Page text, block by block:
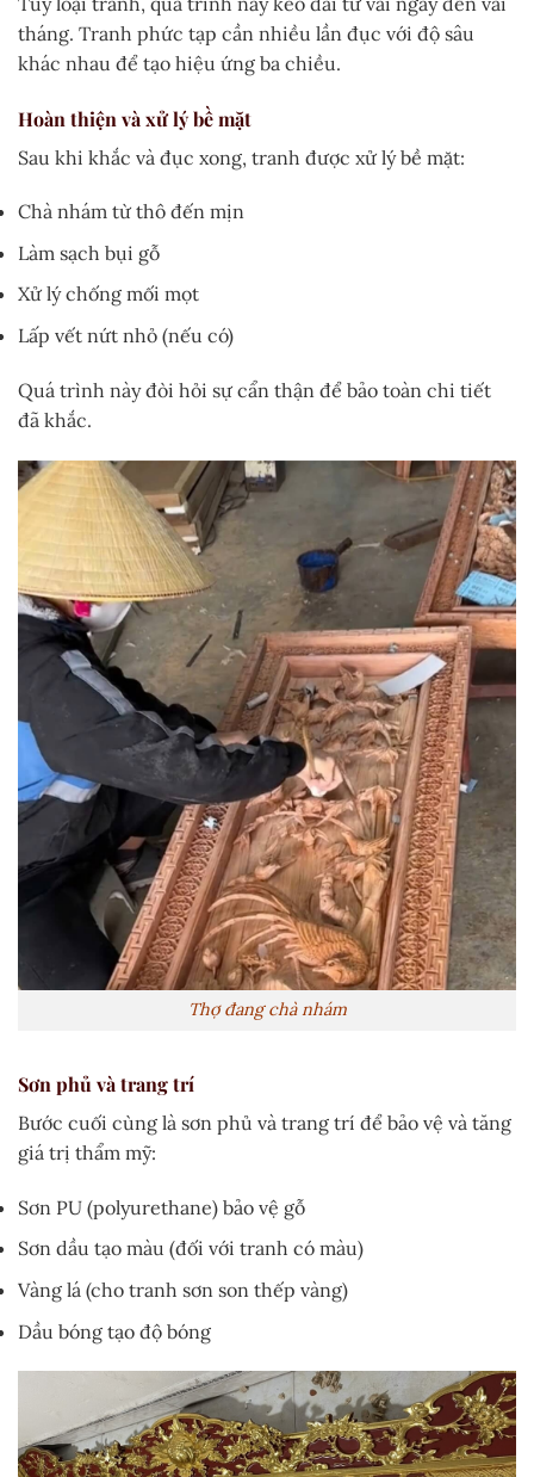
tháng. Tranh phức tạp cần nhiều lần đục với độ sâu
khác nhau để tạo hiệu ứng ba chiều.
Hoàn thiện và xử lý bề mặt
Sau khi khắc và đục xong, tranh được xử lý bề mặt:
Chà nhám từ thô đến mịn
Làm sạch bụi gỗ
Xử lý chống mối mọt
Lấp vết nứt nhỏ (nếu có)
Quá trình này đòi hỏi sự cẩn thận để bảo toàn chi tiết
đã khắc.
Thợ đang chà nhám
Sơn phủ và trang trí
Bước cuối cùng là sơn phủ và trang trí để bảo vệ và tăng
giá trị thẩm mỹ:
Sơn PU (polyurethane) bảo vệ gỗ
Sơn dầu tạo màu (đối với tranh có màu)
Vàng lá (cho tranh sơn son thếp vàng)
Dầu bóng tạo độ bóng